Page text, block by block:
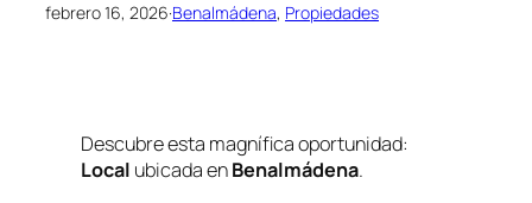
febrero 16, 2026·Benalmádena, Propiedades
Descubre esta magnífica oportunidad:
Local ubicada enBenalmádena.